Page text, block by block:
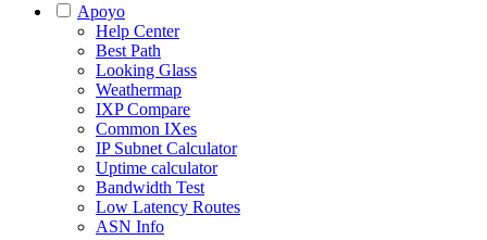
Apoyo
Help Center
Best Path
Looking Glass
Weathermap
IXP Compare
Common IXes
IP Subnet Calculator
Uptime calculator
Bandwidth Test
Low Latency Routes
ASN Info